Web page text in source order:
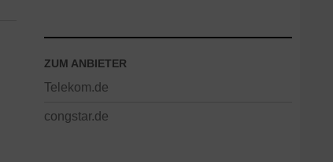
ZUM ANBIETER
Telekom.de
congstar.de